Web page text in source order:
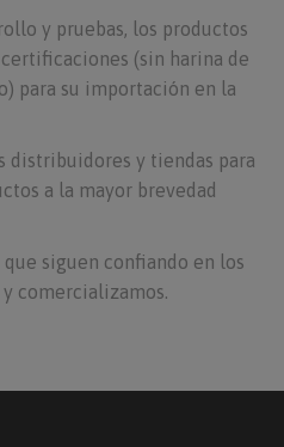
y pruebas, los productos
(sin harina de
para su importación en la
distribuidores y tiendas para
a la mayor brevedad
siguen confiando en los
comercializamos.